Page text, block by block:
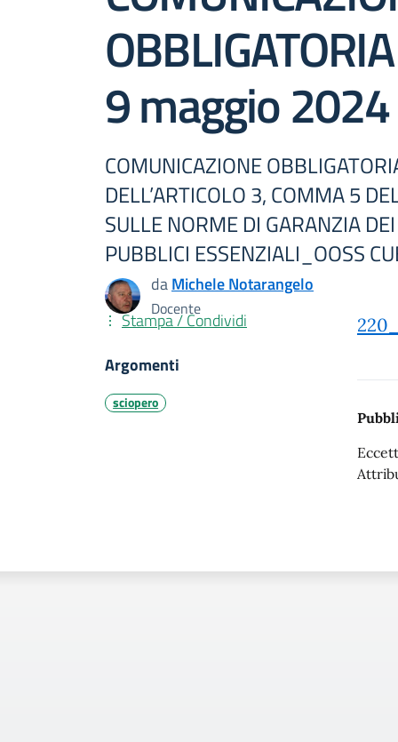
9 maggio 2024
COMUNICAZIONE
DELL’ARTICOLO 3, COMMA 5
SULLE NORME DI GARANZIA
PUBBLICI ESSENZIALI_OOSS
daMichele Notarangelo
Docente
Stampa / Condividi
Argomenti
sciopero